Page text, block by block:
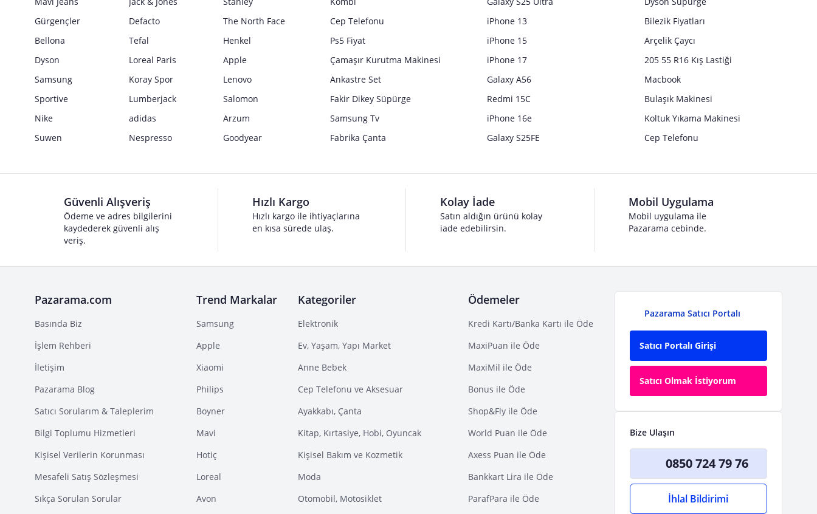
Gürgençler
Defacto
The North Face
Bellona
Tefal
Henkel
Dyson
Loreal Paris
Apple
Samsung
Koray Spor
Lenovo
Sportive
Lumberjack
Salomon
Nike
adidas
Arzum
Suwen
Nespresso Goodyear
Cep Telefonu
Ps5 Fiyat
Çamaşır Kurutma Makinesi
Ankastre Set
Fakir Dikey Süpürge
Samsung Tv
Fabrika Çanta
iPhone 13
iPhone 15
iPhone 17
Galaxy A56
Redmi 15C
iPhone 16e
Galaxy S25FE
Bilezik Fiyatları
Arçelik Çaycı
205 55 R16 Kış Lastiği
Macbook
Bulaşık Makinesi
Koltuk Yıkama Makinesi
Cep Telefonu
Güvenli Alışveriş
Ödeme ve adres bilgilerini
kaydederek güvenli alış
veriş.
Hızlı Kargo
Hızlı kargo ile ihtiyaçlarına
en kısa sürede ulaş.
Kolay İade
Satın aldığın ürünü kolay
iade edebilirsin.
Mobil Uygulama
Mobil uygulama ile
Pazarama cebinde.
Pazarama.com
Basında Biz
İşlem Rehberi
İletişim
Pazarama Blog
Satıcı Sorularım & Taleplerim
Bilgi Toplumu Hizmetleri
Kişisel Verilerin Korunması
Mesafeli Satış Sözleşmesi
Sıkça Sorulan Sorular
Trend Markalar
Samsung
Apple
Xiaomi
Philips
Boyner
Mavi
Hotiç
Loreal
Avon
Kategoriler
Elektronik
Ev, Yaşam, Yapı Market
Anne Bebek
Cep Telefonu ve Aksesuar
Ayakkabı, Çanta
Kitap, Kırtasiye, Hobi, Oyuncak
Kişisel Bakım ve Kozmetik
Moda
Otomobil, Motosiklet
Ödemeler
Kredi Kartı/Banka Kartı ile Öde
MaxiPuan ile Öde
MaxiMil ile Öde
Bonus ile Öde
Shop&Fly ile Öde
World Puan ile Öde
Axess Puan ile Öde
Bankkart Lira ile Öde
ParafPara ile Öde
Pazarama Satıcı Portalı
Satıcı Portalı Girişi
Satıcı Olmak İstiyorum
Bize Ulaşın
0850 724 79 76
İhlal Bildirimi